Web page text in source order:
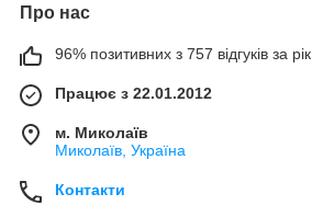
Про нас
96% позитивних з 757 відгуків за рік
Працює з 22.01.2012
м. Миколаїв
Миколаїв, Україна
Контакти